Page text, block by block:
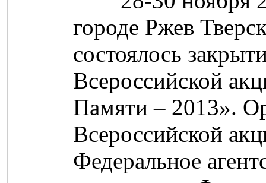
городе Ржев
состоялось
Всероссийской
Памяти – 2013».
Всероссийской
Федеральное